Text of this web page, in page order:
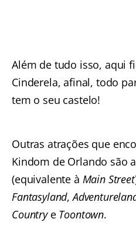
Além de tudo isso, aqui
Cinderela, afinal, todo
tem o seu castelo!
Outras atrações que
Kindom de Orlando são
(equivalente à Main Street
Fantasyland,
Countrye Toontown.